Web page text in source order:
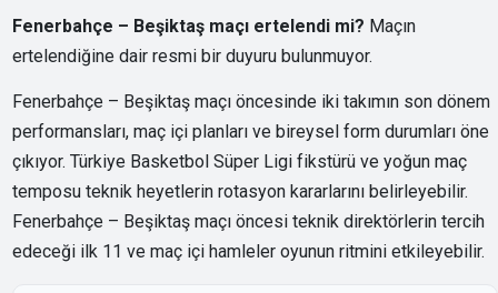
Fenerbahçe – Beşiktaş maçı ertelendi mi? Maçın
ertelendiğine dair resmi bir duyuru bulunmuyor.
Fenerbahçe – Beşiktaş maçı öncesinde iki takımın son dönem
performansları, maç içi planları ve bireysel form durumları öne
çıkıyor. Türkiye Basketbol Süper Ligi fikstürü ve yoğun maç
temposu teknik heyetlerin rotasyon kararlarını belirleyebilir.
Fenerbahçe – Beşiktaş maçı öncesi teknik direktörlerin tercih
edeceği ilk 11 ve maç içi hamleler oyunun ritmini etkileyebilir.